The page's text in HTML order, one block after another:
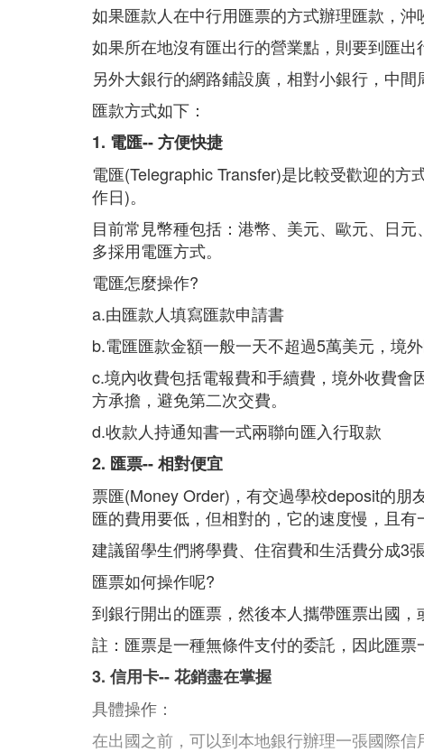
如果匯款人在中行用匯票的方式辦理匯款，沖
如果所在地沒有匯出行的營業點，則要到匯
另外大銀行的網路鋪設廣，相對小銀行，中間
匯款方式如下：
1. 電匯-- 方便快捷
電匯(Telegraphic Transfer)是比較受歡迎的
作日)。
目前常見幣種包括：港幣、美元、歐元、日
多採用電匯方式。
電匯怎麼操作?
a.由匯款人填寫匯款申請書
b.電匯匯款金額一般一天不超過5萬美元，境
c.境內收費包括電報費和手續費，境外收費
方承擔，避免第二次交費。
d.收款人持通知書一式兩聯向匯入行取款
2. 匯票-- 相對便宜
票匯(Money Order)，有交過學校deposit的
匯的費用要低，但相對的，它的速度慢，且
建議留學生們將學費、住宿費和生活費分成3
匯票如何操作呢?
到銀行開出的匯票，然後本人攜帶匯票出國
註：匯票是一種無條件支付的委託，因此匯票
3. 信用卡-- 花銷盡在掌握
具體操作：
在出國之前，可以到本地銀行辦理一張國際